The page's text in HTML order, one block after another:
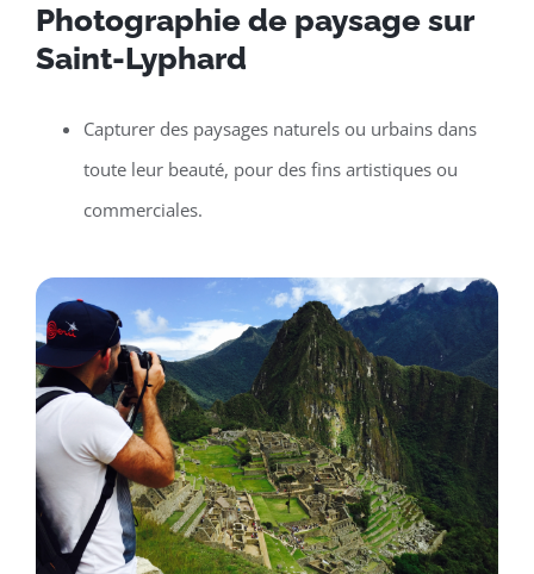
Photographie de paysage sur
Saint-Lyphard
Capturer des paysages naturels ou urbains dans
toute leur beauté, pour des fins artistiques ou
commerciales.